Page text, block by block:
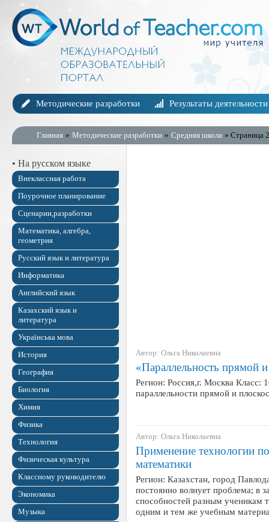
Методические разработки Результаты деятельности
Главная » Методические разработки » Средняя школа » Страница
• На русском языке
Внеклассная работа
Поурочное планирование
Сценарии,разработки
Математика, алгебра,
геометрия
Русский язык и литература
Информатика
Английский язык
Казахский язык и
литература
Українська мова
История
География
Биология
Химия
Физика
Технология
Физическая культура
Классному руководителю
Экономика
Музыка
Автор: Ольга Николаевна
«Параллельность прямой
Регион: Россия,г. Москва Класс:
параллельности прямой и
Автор: Ольга Николаевна
Применение технологии
математики
Регион: Казахстан, город
постоянно волнует проблема; в
способностей разным ученикам
одним и тем же учебным